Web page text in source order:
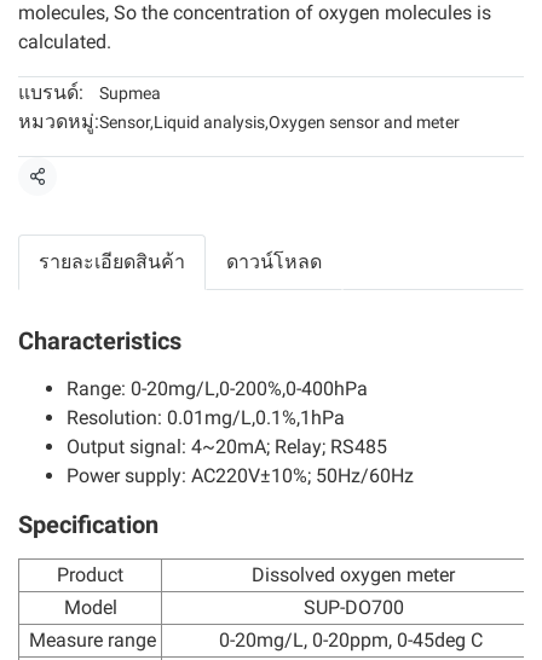
molecules, So the concentration of oxygen molecules is
calculated.
แบรนด์: Supmea
หมวดหมู่:Sensor,Liquid analysis,Oxygen sensor and meter
แชร์
รายละเอียดสินค้า ดาวน์โหลด
Characteristics
Range: 0-20mg/L,0-200%,0-400hPa
Resolution: 0.01mg/L,0.1%,1hPa
Output signal: 4~20mA; Relay; RS485
Power supply: AC220V±10%; 50Hz/60Hz
Specification
Product
Dissolved oxygen meter
Model
SUP-DO700
Measure range
0-20mg/L, 0-20ppm, 0-45deg C